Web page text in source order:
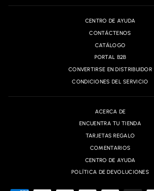
CENTRO DE AYUDA
CONTÁCTENOS
CATÁLOGO
PORTAL B2B
CONVERTIRSE EN DISTRIBUIDOR
CONDICIONES DEL SERVICIO
ACERCA DE
ENCUENTRA TU TIENDA
TARJETAS REGALO
COMENTARIOS
CENTRO DE AYUDA
POLÍTICA DE DEVOLUCIONES